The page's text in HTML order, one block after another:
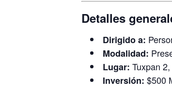
Detalles
Dirigido a:
Modalidad:
Lugar: Tuxpan
Inversión: $500